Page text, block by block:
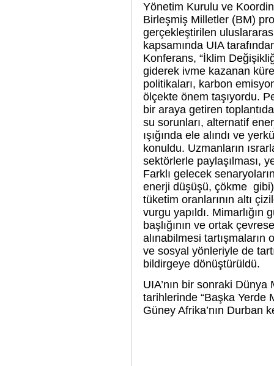
Yönetim Kurulu ve
Birleşmiş Milletler (BM)
gerçekleştirilen
kapsamında UIA
Konferans, “İklim
giderek ivme kazanan
politikaları, karbon
ölçekte önem taşıyordu.
bir araya getiren
su sorunları, alternatif
ışığında ele alındı ve
konuldu. Uzmanların
sektörlerle paylaşılması,
Farklı gelecek
enerji düşüşü, çökme gibi)
tüketim oranlarının altı
vurgu yapıldı.
başlığının ve ortak
alınabilmesi
ve sosyal yönleriyle de
bildirgeye dönüştürüldü.
UIA’nın bir sonraki
tarihlerinde “Başka Yerde
Güney Afrika’nın Durban